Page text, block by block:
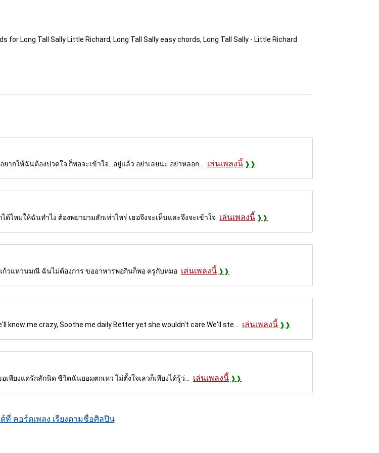
for Long Tall Sally Little Richard, Long Tall Sally easy chords, Long Tall Sally - Little Richard
กให้ฉันต้องปวดใจ ก็พอจะเข้าใจ...อยู่แล้ว อย่าเลยนะ อย่าหลอก... เล่นเพลงนี้
ด้ไหมให้ฉันทำไง ต้องพยายามสักเท่าไหร่ เธอจึงจะเห็นและจึงจะเข้าใจ เล่นเพลงนี้
วแหวนมณี ฉันไม่ต้องการ ขออาหารพอกินก็พอ ครูกับหมอ เล่นเพลงนี้
know me crazy, Soothe me daily Better yet she wouldn't care We'll ste... เล่นเพลงนี้
พียงแค่รักสักนิด ชีวิตฉันยอมตกเหว ไม่ตั้งใจเลวก็เพียงได้รู้ว่... เล่นเพลงนี้
ด้ที่ คอร์ดเพลง เรียงตามชื่อศิลปิน